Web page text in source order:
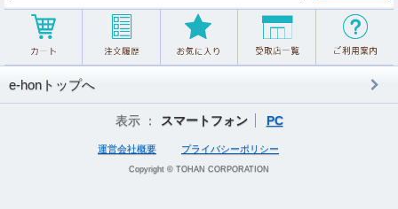
e-honトップへ
表示 ： スマートフォン PC
運営会社概要 プライバシーポリシー
Copyright © TOHAN CORPORATION